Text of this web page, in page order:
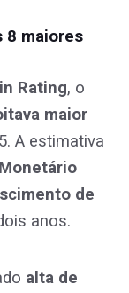
8 maiores
Rating, o
maior
A estimativa
de
anos.
alta de